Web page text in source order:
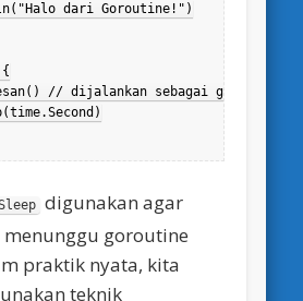
dari Goroutine!")
// dijalankan sebagai goroutine
digunakan agar
goroutine
praktik nyata, kita
teknik